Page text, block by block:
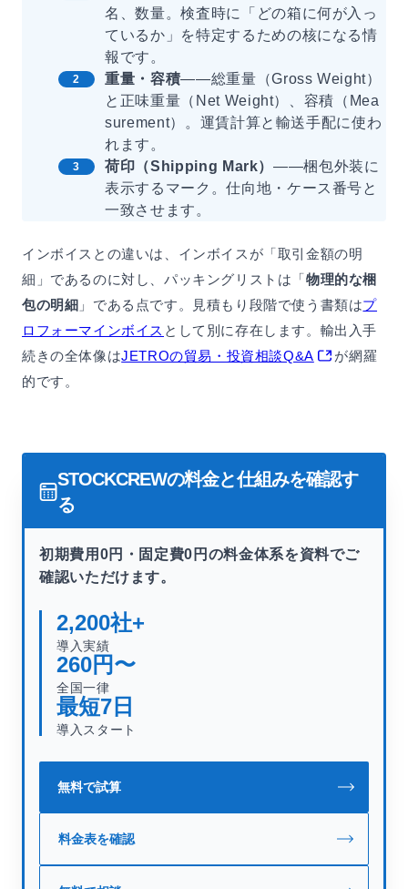
名、数量。検査時に「どの箱に何が入っ
ているか」を特定するための核になる情
報です。
重量・容積——総重量（Gross Weight）
と正味重量（Net Weight）、容積（Mea
surement）。運賃計算と輸送手配に使わ
れます。
荷印（Shipping Mark）——梱包外装に
表示するマーク。仕向地・ケース番号と
一致させます。
インボイスとの違いは、インボイスが「取引金額の明
細」であるのに対し、パッキングリストは「物理的な梱
包の明細 」である点です。見積もり段階で使う書類はプ
ロフォーマインボイス として別に存在します。輸出入手
続きの全体像はJETROの貿易・投資相談Q&A
が網羅
的です。
STOCKCREWの料金と仕組みを確認す
る
初期費用0円・固定費0円の料金体系を資料でご
確認いただけます。
2,200社+
導入実績
260円〜
全国一律
最短7 日
導入スタート
無料で試算
料金表を確認